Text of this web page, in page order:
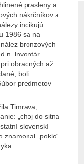
prasleny a
nákrčníkov a
indikujú
1986 sa na
bronzových
n. lnventár
obradných až
boli
predmetov
Timrava,
„choj do sitna
slovenskí
„peklo“.